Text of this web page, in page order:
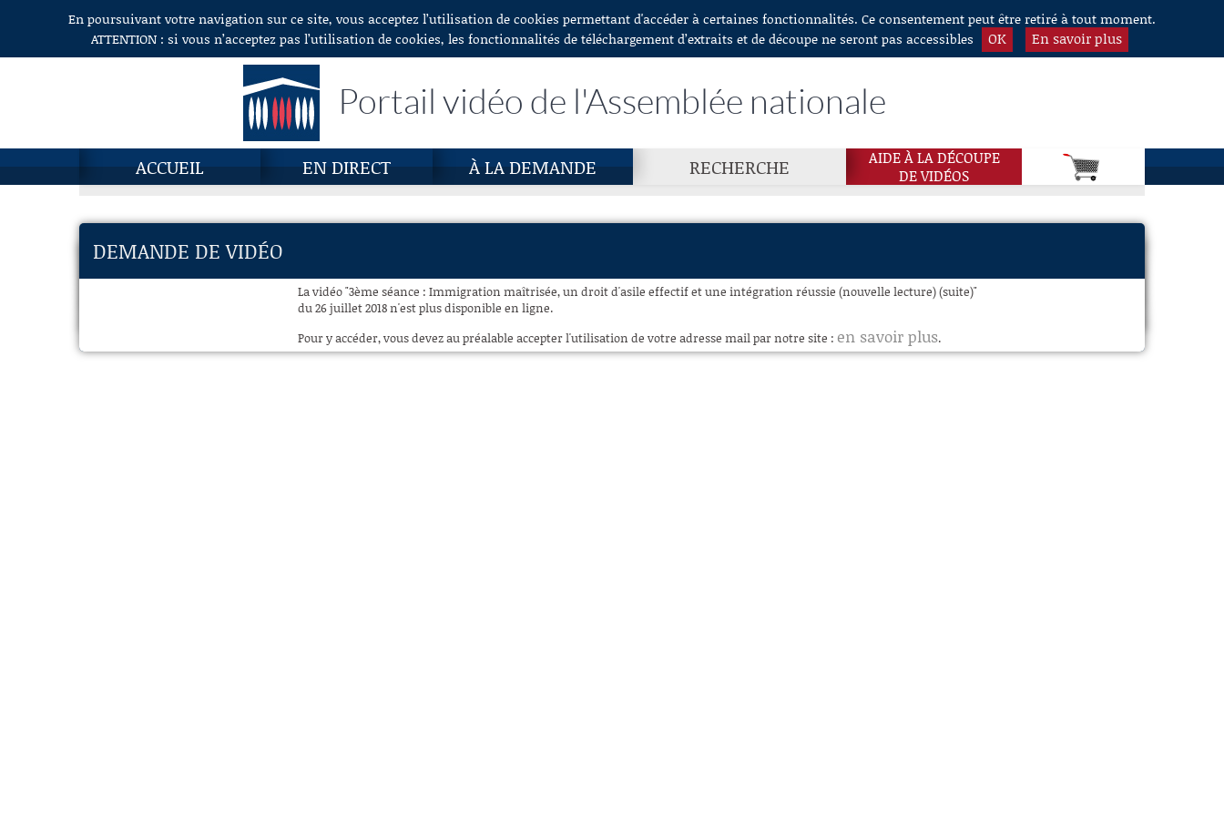
Aller au contenuEn poursuivant votre navigation sur ce site, vous acceptez l’utilisation de cookies permettant d'accéder à certaines fonctionnalités. Ce consentement peut être retiré à tout moment.
ATTENTION : si vous n’acceptez pas l’utilisation de cookies, les fonctionnalités de téléchargement d’extraits et de découpe ne seront pas accessibles
OK En savoir plus
Portail vidéo de l'Assemblée nationale
ACCUEIL EN DIRECT À LA DEMANDE RECHERCHE
AIDE À LA DÉCOUPE
DE VIDÉOS
DEMANDE DE VIDÉO
La vidéo "3ème séance : Immigration maîtrisée, un droit d'asile effectif et une intégration réussie (nouvelle lecture) (suite)"
du 26 juillet 2018 n'est plus disponible en ligne.
Pour y accéder, vous devez au préalable accepter l'utilisation de votre adresse mail par notre site : en savoir plus.